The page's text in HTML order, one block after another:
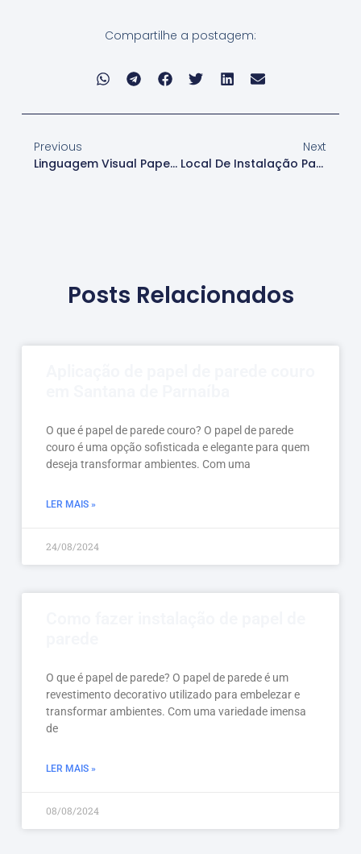
Compartilhe a postagem:
Previous
Linguagem Visual Papel De Parede
Next
Local De Instalação Papel De Parede
Posts Relacionados
O que é papel de parede couro? O papel de parede
couro é uma opção sofisticada e elegante para quem
deseja transformar ambientes. Com uma
LER MAIS »
24/08/2024
O que é papel de parede? O papel de parede é um
revestimento decorativo utilizado para embelezar e
transformar ambientes. Com uma variedade imensa
de
LER MAIS »
08/08/2024